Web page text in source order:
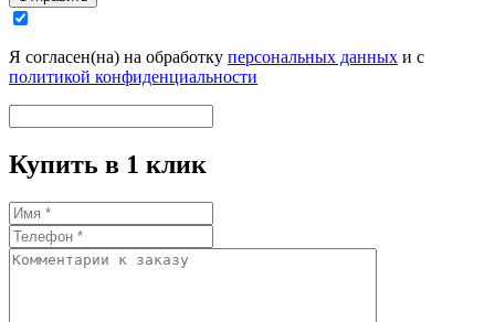
Я согласен(на) на обработку персональных данных и с
политикой конфиденциальности
Купить в 1 клик